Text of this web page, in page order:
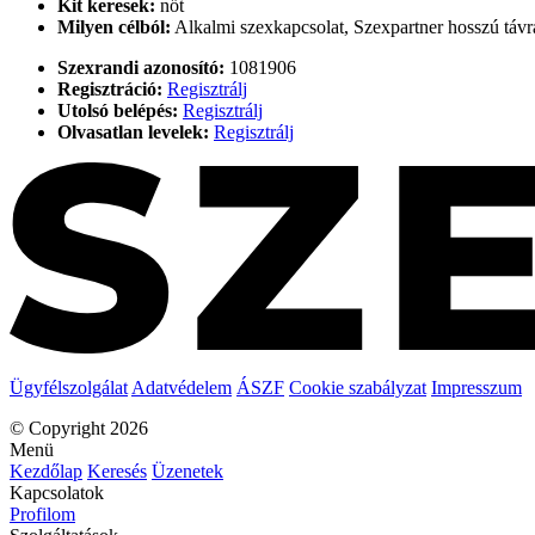
Kit keresek: nőt
Milyen célból: Alkalmi szexkapcsolat, Szexpartner hosszú
Szexrandi azonosító: 1081906
Regisztráció: Regisztrálj
Utolsó belépés: Regisztrálj
Olvasatlan levelek: Regisztrálj
Ügyfélszolgálat Adatvédelem ÁSZF Cookie szabályzat Impresszum
© Copyright 2026
Menü
Kezdőlap Keresés Üzenetek
Kapcsolatok
Profilom